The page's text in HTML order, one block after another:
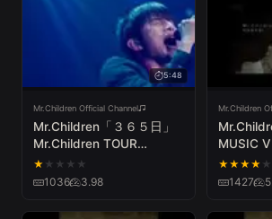
5:48
Mr.Children Official Channel
Mr.Children「３６５日」
Mr.Children TOUR
POPSAURUS 2012
★ ★ ★ ★ ★
1036 3.98
Mr.Children
MUSIC
★★★★ ★
1427